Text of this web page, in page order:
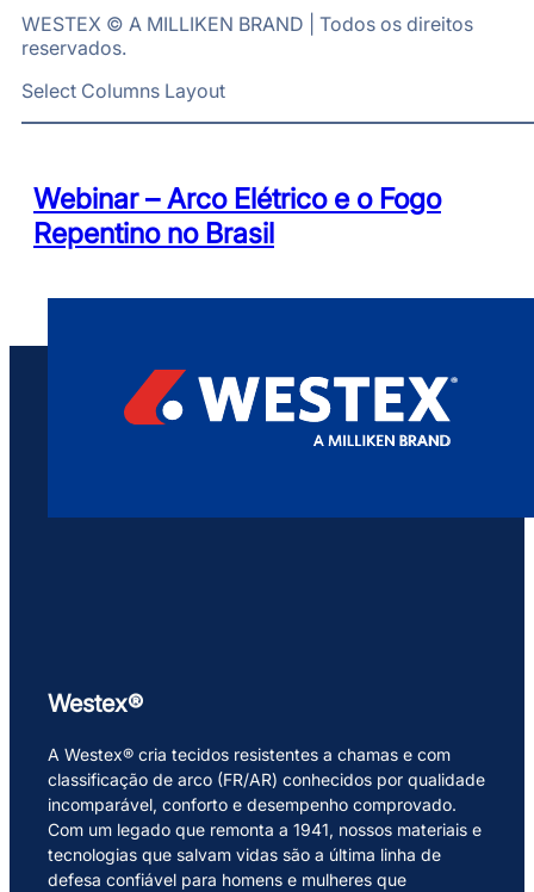
WESTEX © A MILLIKEN BRAND | Todos os direitos
reservados.
Select Columns Layout
Webinar – Arco Elétrico e o Fogo
Repentino no Brasil
Westex®
A Westex® cria tecidos resistentes a chamas e com
classificação de arco (FR/AR) conhecidos por qualidade
incomparável, conforto e desempenho comprovado.
Com um legado que remonta a 1941, nossos materiais e
tecnologias que salvam vidas são a última linha de
defesa confiável para homens e mulheres que